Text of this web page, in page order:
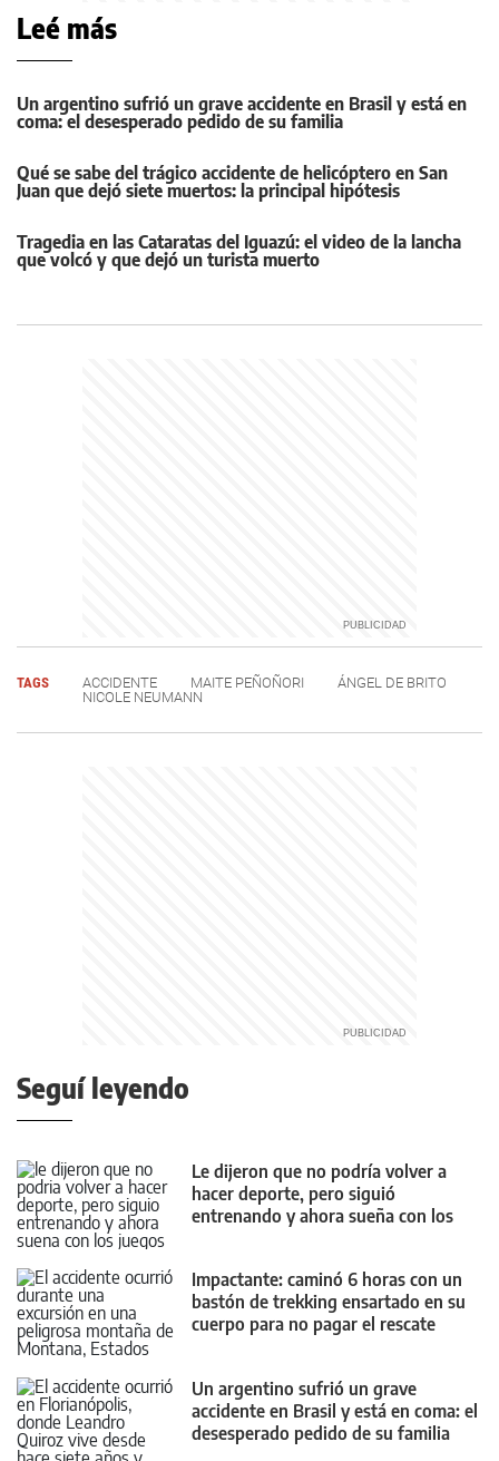
Leé más
Un argentino sufrió un grave accidente en Brasil y está en
coma: el desesperado pedido de su familia
Qué se sabe del trágico accidente de helicóptero en San
Juan que dejó siete muertos: la principal hipótesis
Tragedia en las Cataratas del Iguazú: el video de la lancha
que volcó y que dejó un turista muerto
TAGS ACCIDENTE MAITE PEÑOÑORI
ÁNGEL DE BRITO
NICOLE NEUMANN
Seguí leyendo
Le dijeron que no podría volver a
hacer deporte, pero siguió
entrenando y ahora sueña con los
Impactante: caminó 6 horas con un
bastón de trekking ensartado en su
cuerpo para no pagar el rescate
Un argentino sufrió un grave
accidente en Brasil y está en coma: el
desesperado pedido de su familia